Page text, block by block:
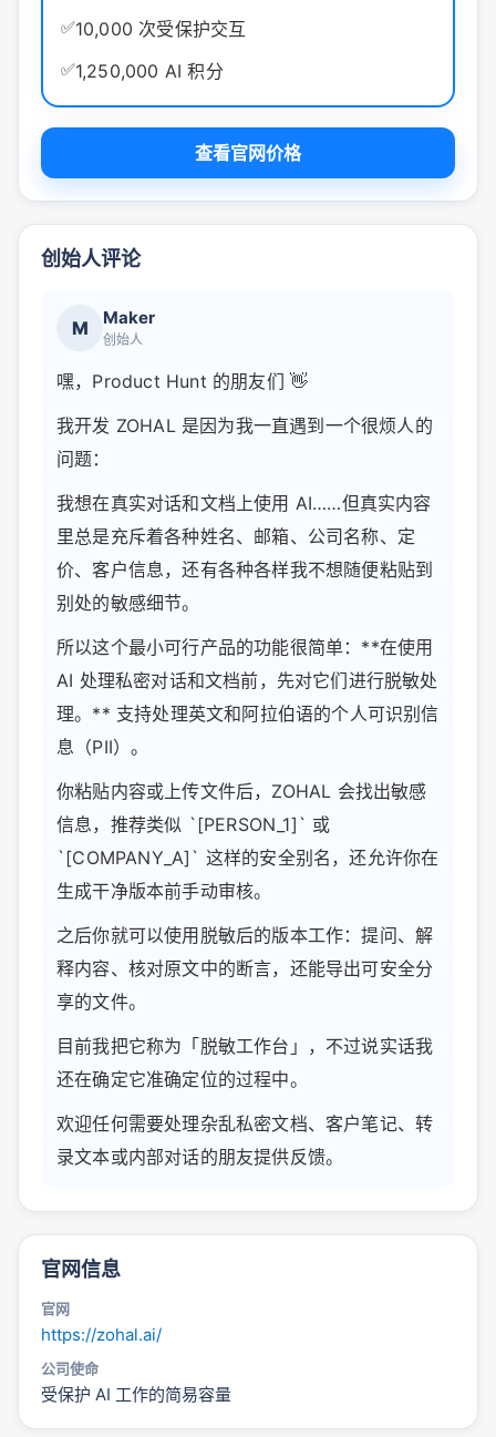
✅10,000 次受保护交互
✅1,250,000 AI 积分
查看官网价格
创始人评论
M Maker
创始人
嘿，Product Hunt 的朋友们 👋
我开发 ZOHAL 是因为我一直遇到一个很烦人的
问题：
我想在真实对话和文档上使用 AI……但真实内容
里总是充斥着各种姓名、邮箱、公司名称、定
价、客户信息，还有各种各样我不想随便粘贴到
别处的敏感细节。
所以这个最小可行产品的功能很简单：**在使用
AI 处理私密对话和文档前，先对它们进行脱敏处
理。** 支持处理英文和阿拉伯语的个人可识别信
息（PII）。
你粘贴内容或上传文件后，ZOHAL 会找出敏感
信息，推荐类似 `[PERSON_1]` 或
`[COMPANY_A]` 这样的安全别名，还允许你在
生成干净版本前手动审核。
之后你就可以使用脱敏后的版本工作：提问、解
释内容、核对原文中的断言，还能导出可安全分
享的文件。
目前我把它称为「脱敏工作台」，不过说实话我
还在确定它准确定位的过程中。
欢迎任何需要处理杂乱私密文档、客户笔记、转
录文本或内部对话的朋友提供反馈。
官网信息
官网
https://zohal.ai/
公司使命
受保护 AI 工作的简易容量